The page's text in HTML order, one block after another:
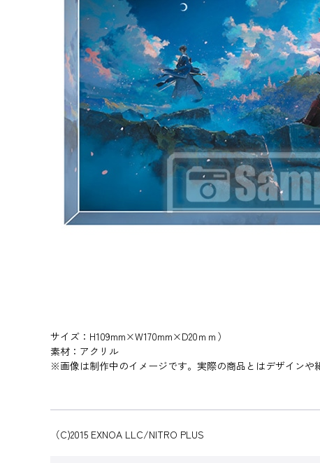
サイズ：H109mm×W170mm×D20ｍｍ）
素材：アクリル
※画像は制作中のイメージです。実際の商品とはデザインや
（C)2015 EXNOA LLC/NITRO PLUS